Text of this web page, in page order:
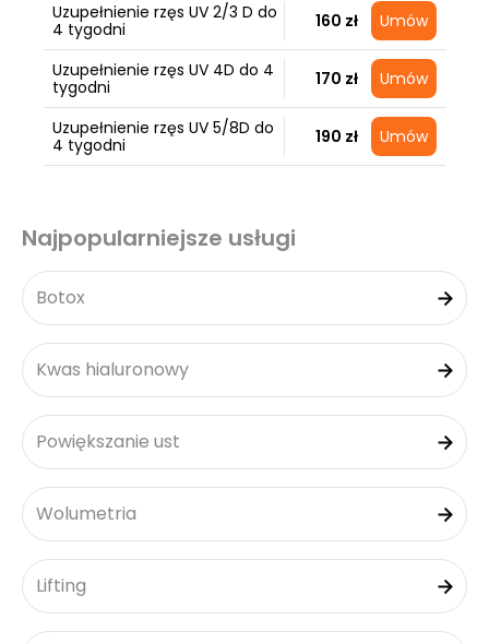
Uzupełnienie rzęs UV 2/3 D do
4 tygodni
160 zł Umów
Uzupełnienie rzęs UV 4D do 4
tygodni
170 zł Umów
Uzupełnienie rzęs UV 5/8D do
4 tygodni
190 zł Umów
Najpopularniejsze usługi
Botox
Kwas hialuronowy
Powiększanie ust
Wolumetria
Lifting